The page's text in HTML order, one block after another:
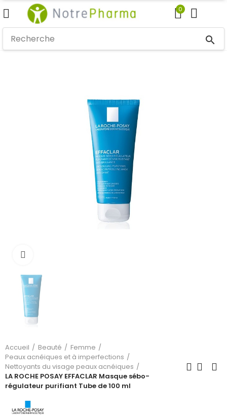
0
search
Accueil Beauté
Femme
Peaux acnéiques et à imperfections
Nettoyants du visage peaux acnéiques
LA ROCHE POSAY EFFACLAR Masque sébo-
régulateur purifiant Tube de 100 ml